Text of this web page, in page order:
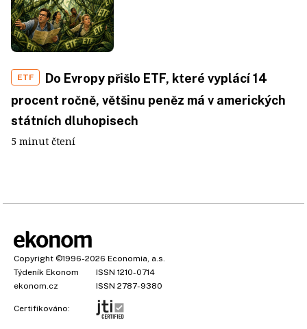
ETF
Do Evropy přišlo ETF, které vyplácí 14
procent ročně, většinu peněz má v amerických
státních dluhopisech
5 minut čtení
Copyright ©1996-2026 Economia, a.s.
Týdeník Ekonom
ISSN 1210-0714
ekonom.cz
ISSN 2787-9380
Certifikováno: